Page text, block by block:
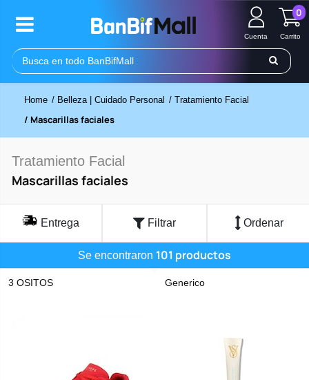
Cuenta Carrito
0
Home / Belleza | Cuidado Personal / Tratamiento Facial
/ Mascarillas faciales
Tratamiento Facial
Mascarillas faciales
Entrega Filtrar Ordenar
Se encontraron 101 productos
3 OSITOS Generico